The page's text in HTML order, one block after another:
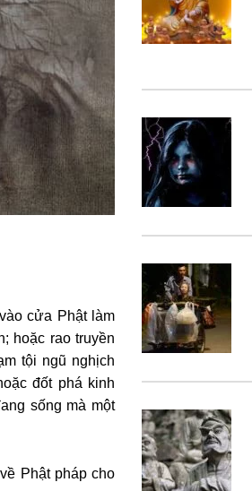
cửa Phật làm
hoặc rao truyền
tội ngũ nghịch
đốt phá kinh
sống mà một
Phật pháp cho